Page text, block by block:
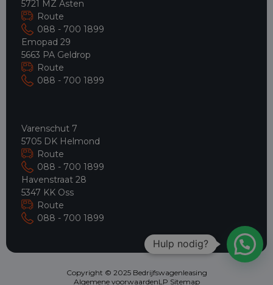
5721 MZ Asten
Route
088 - 700 1899
Emopad 29
5663 PA Geldrop
Route
088 - 700 1899
Varenschut 7
5705 DK Helmond
Route
088 - 700 1899
Havenstraat 28
5347 KK Oss
Route
088 - 700 1899
Copyright © 2025 Bedrijfswagenleasing
Algemene voorwaardenLP Sitemap
Hulp nodig?